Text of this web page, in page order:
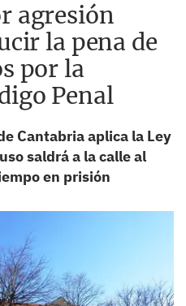
agresión
la pena de
por la
Penal
Cantabria aplica la Ley
saldrá a la calle al
en prisión